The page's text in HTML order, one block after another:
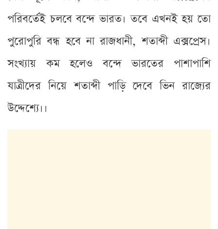
পরিবর্তেই চলবে বন্দে ভারত। তবে এখনই হয় তো
পুরোপুরি বন্ধ হবে না রাজধানী, শতাব্দী এক্সপ্রেস।
সংখ্যায় কম হলেও বন্দে ভারতের পাশাপাশি
যাত্রীদের নিয়ে শতাব্দী পাড়ি দেবে ভিন রাজ্যের
উদ্দেশ্যে।।